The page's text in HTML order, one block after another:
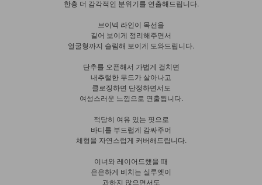
한층 더 감각적인 분위기를 연출해드립니다.
브이넥 라인이 목선을
길어 보이게 정리해주면서
얼굴형까지 슬림해 보이게 도와드립니다.
단추를 오픈해서 가볍게 걸치면
내추럴한 무드가 살아나고
클로징하면 단정하면서도
여성스러운 느낌으로 연출됩니다.
적당히 여유 있는 핏으로
바디를 부드럽게 감싸주어
체형을 자연스럽게 커버해드립니다.
이너와 레이어드했을 때
은은하게 비치는 실루엣이
과하지 않으면서도